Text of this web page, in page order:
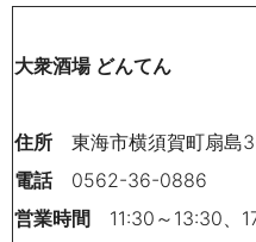
大衆酒場 どんてん
住所 東海市横須賀町扇島
電話0562-36-0886
営業時間 11:30～13:30、